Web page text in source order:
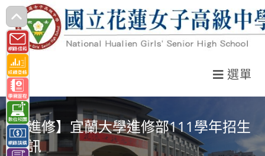
跳
轉
至
主
要
內
容
選單
【進修】宜蘭大學進修部111學年招生
資訊